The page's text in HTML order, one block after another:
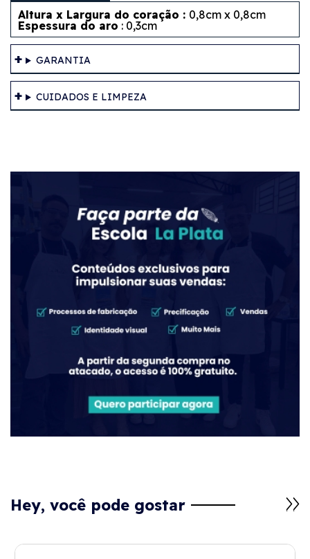
Altura x Largura do coração : 0,8cm x 0,8cm
Espessura do aro : 0,3cm
GARANTIA
CUIDADOS E LIMPEZA
Hey, você pode gostar